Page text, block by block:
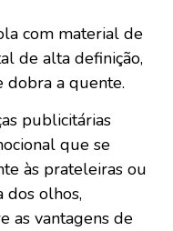
com material de
de alta definição,
dobra a quente.
publicitárias
que se
às prateleiras ou
dos olhos,
as vantagens de